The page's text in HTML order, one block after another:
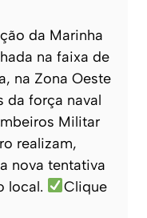
da Marinha
na faixa de
na Zona Oeste
da força naval
Militar
realizam,
nova tentativa
local.
Clique